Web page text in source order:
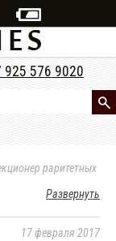
раритетных
Развернуть
17февраля 2017
925 576 9020